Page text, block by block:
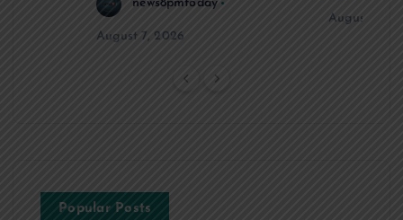
news8pmtoday
August 7, 2026
August 6,
Popular Posts